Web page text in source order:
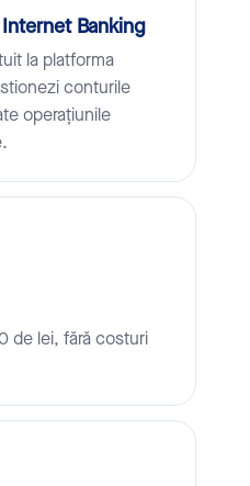
Banking
la platforma
conturile
operațiunile
de lei, fără costuri